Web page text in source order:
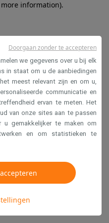
information).
we gegevens over u bij elk
in staat om u de aanbiedingen
meest relevant zijn en om u,
communicatie en
ervan te meten. Het
van onze sites aan te passen
u gemakkelijker te maken om
en om statistieken te
Doorgaan zonder te accepteren